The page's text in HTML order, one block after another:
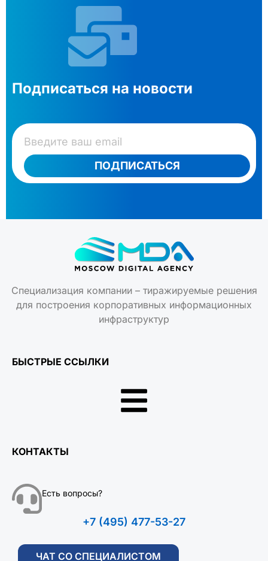
Подписаться на новости
ПОДПИСАТЬСЯ
Специализация компании – тиражируемые решения
для построения корпоративных информационных
инфраструктур
БЫСТРЫЕ ССЫЛКИ
КОНТАКТЫ
Есть вопросы?
+7 (495) 477-53-27
ЧАТ СО СПЕЦИАЛИСТОМ